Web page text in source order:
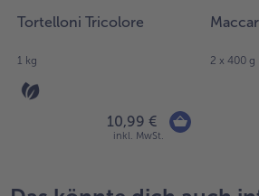
Tortelloni Tricolore
1 kg
10,99 €
inkl. MwSt.
2 x 400 g